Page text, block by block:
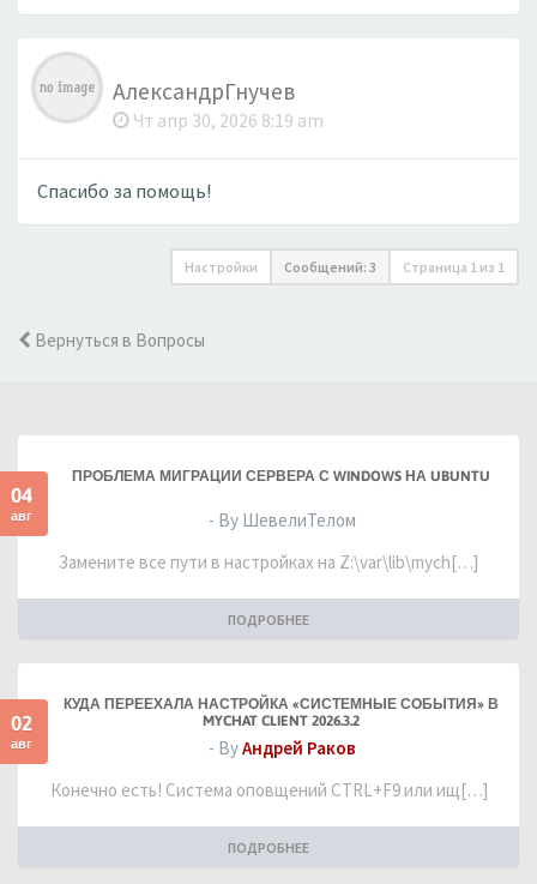
АлександрГнучев
Чт апр 30, 2026 8:19 am
Спасибо за помощь!
Настройки Сообщений: 3 Страница 1 из 1
Вернуться в Вопросы
04
авг
ПРОБЛЕМА МИГРАЦИИ СЕРВЕРА С WINDOWS НА UBUNTU
- By ШевелиТелом
Замените все пути в настройках на Z:\var\lib\mych[…]
ПОДРОБНЕЕ
02
авг
КУДА ПЕРЕЕХАЛА НАСТРОЙКА «СИСТЕМНЫЕ СОБЫТИЯ» В
MYCHAT CLIENT 2026.3.2
- ByАндрей Раков
Конечно есть! Система оповщений CTRL+F9 или ищ[…]
ПОДРОБНЕЕ